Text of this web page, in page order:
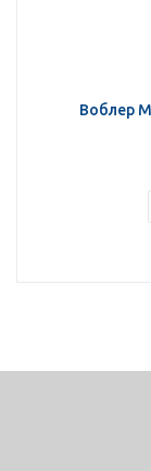
Воблер